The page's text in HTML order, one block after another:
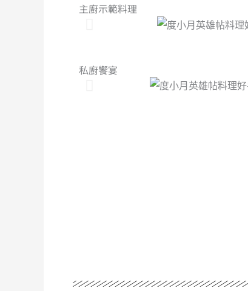
主廚示範料理
私廚饗宴